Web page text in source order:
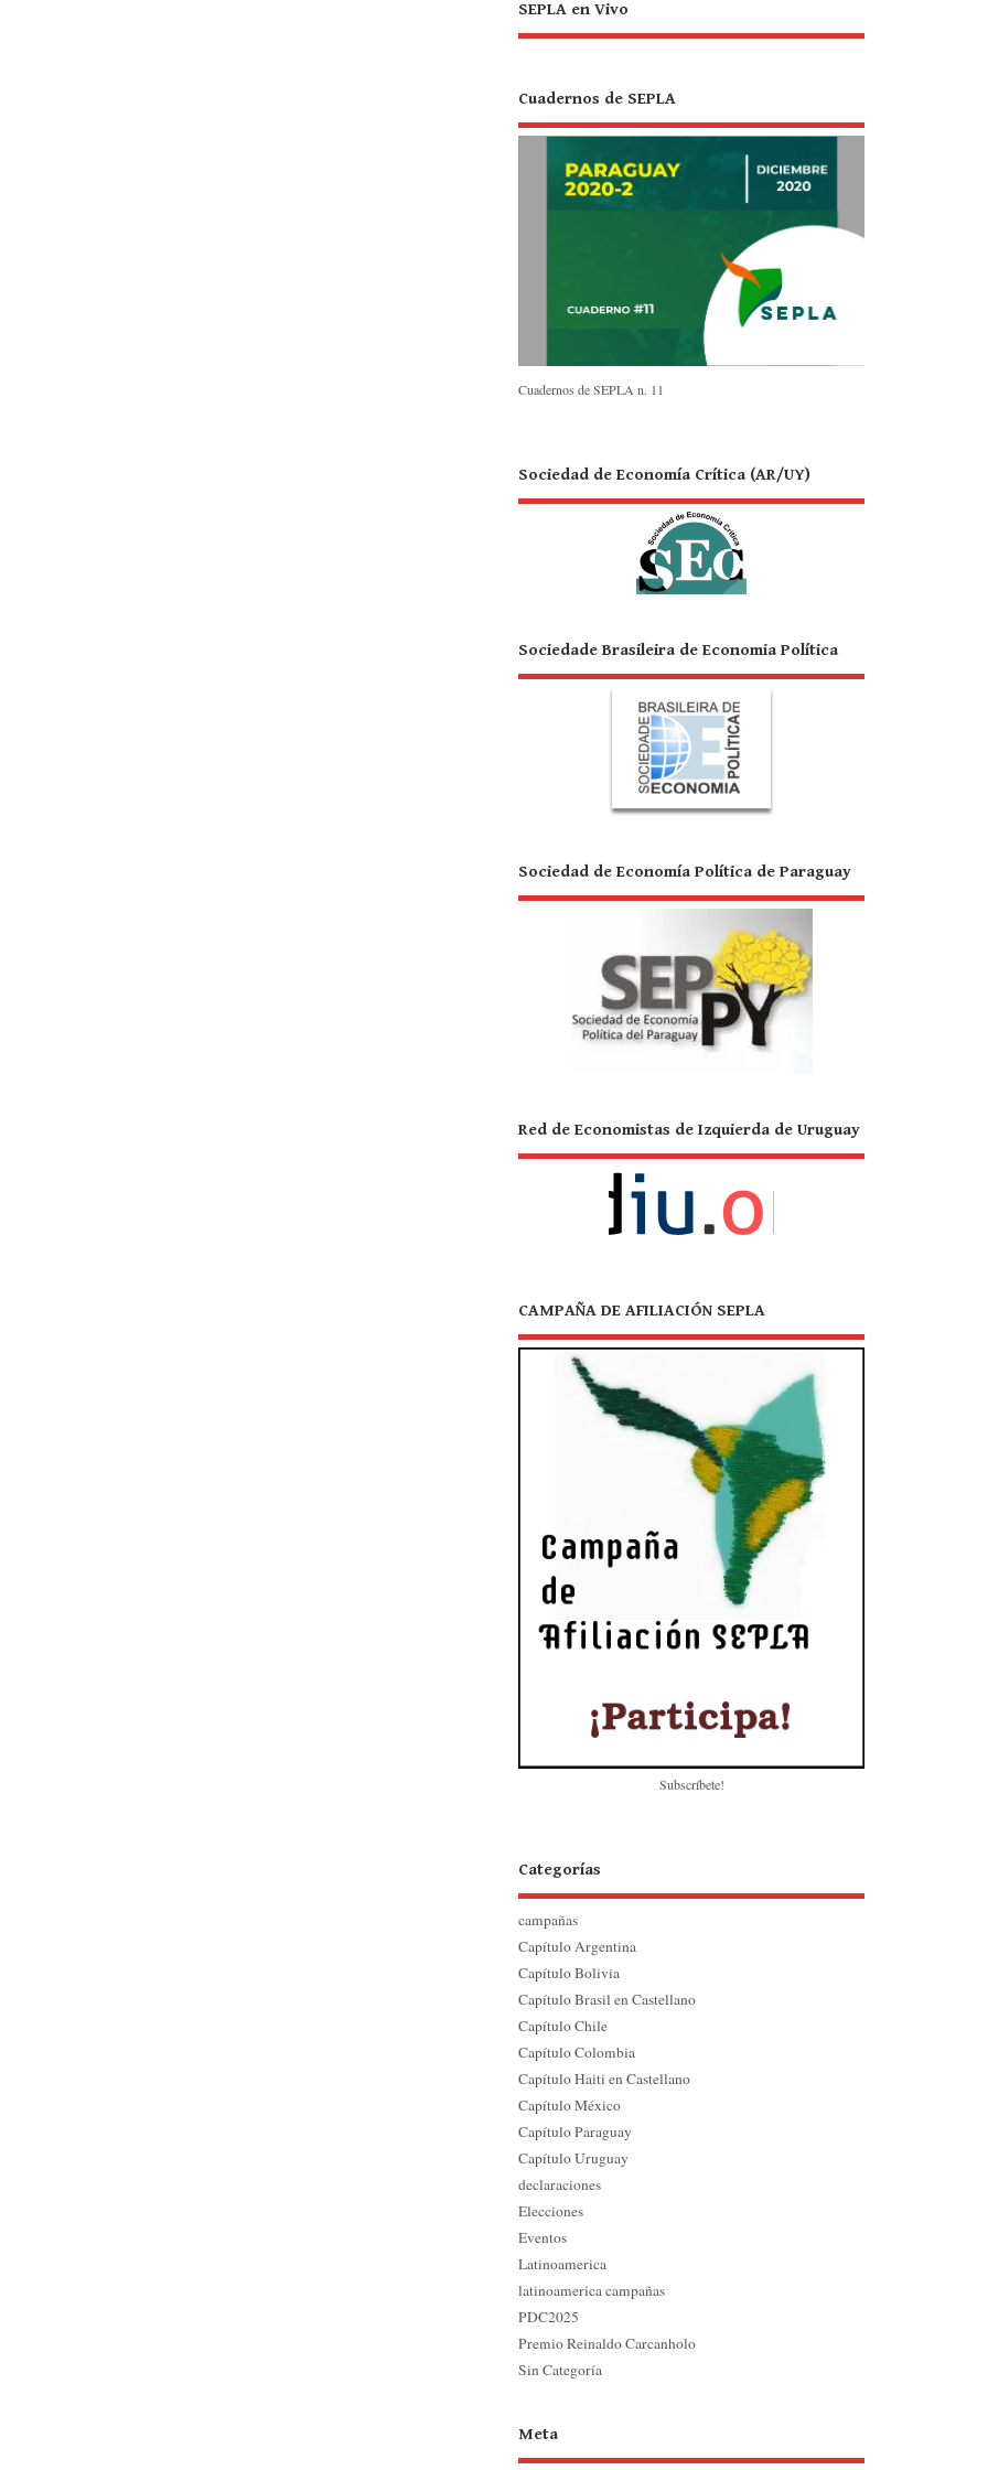
SEPLA en Vivo
Cuadernos de SEPLA
Cuadernos de SEPLA n. 11
Sociedad de Economía Crítica (AR/UY)
Sociedade Brasileira de Economia Política
Sociedad de Economía Política de Paraguay
Red de Economistas de Izquierda de Uruguay
CAMPAÑA DE AFILIACIÓN SEPLA
Subscríbete!
Categorías
campañas
Capítulo Argentina
Capítulo Bolivia
Capítulo Brasil en Castellano
Capítulo Chile
Capítulo Colombia
Capítulo Haiti en Castellano
Capítulo México
Capítulo Paraguay
Capítulo Uruguay
declaraciones
Elecciones
Eventos
Latinoamerica
latinoamerica campañas
PDC2025
Premio Reinaldo Carcanholo
Sin Categoría
Meta